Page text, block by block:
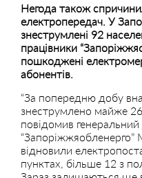
Негода також
електропередач. У
знеструмлені 92
працівники
пошкоджені
абонентів.
“За попередню добу
знеструмлено майже
повідомив
відновили
пунктах, більше 12 з